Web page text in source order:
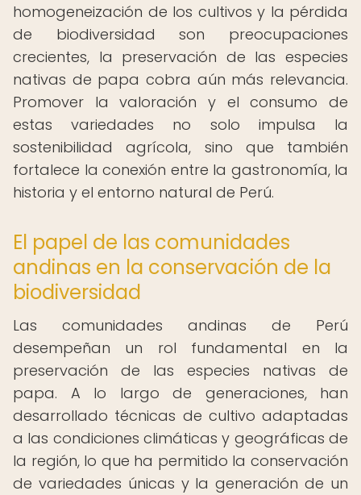
homogeneización de los cultivos y la pérdida
de biodiversidad son preocupaciones
crecientes, la preservación de las especies
nativas de papa cobra aún más relevancia.
Promover la valoración y el consumo de
estas variedades no solo impulsa la
sostenibilidad agrícola, sino que también
fortalece la conexión entre la gastronomía, la
historia y el entorno natural de Perú.
El papel de las comunidades
andinas en la conservación de la
biodiversidad
Las comunidades andinas de Perú
desempeñan un rol fundamental en la
preservación de las especies nativas de
papa. A lo largo de generaciones, han
desarrollado técnicas de cultivo adaptadas
a las condiciones climáticas y geográficas de
la región, lo que ha permitido la conservación
de variedades únicas y la generación de un